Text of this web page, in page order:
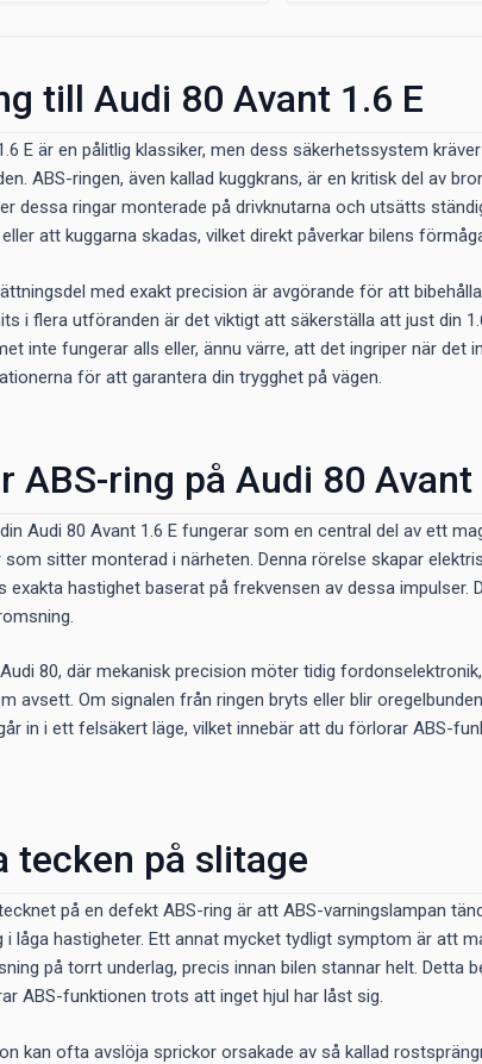
till Audi 80 Avant 1.6 E
E är en pålitlig klassiker, men dess säkerhetssystem
ABS-ringen, även kallad kuggkrans, är en kritisk del av
dessa ringar monterade på drivknutarna och utsätts
att kuggarna skadas, vilket direkt påverkar bilens
med exakt precision är avgörande för att
i flera utföranden är det viktigt att säkerställa att just din
inte fungerar alls eller, ännu värre, att det ingriper när
för att garantera din trygghet på vägen.
ABS-ring på Audi 80 Avant
Audi 80 Avant 1.6 E fungerar som en central del av ett
sitter monterad i närheten. Denna rörelse skapar
exakta hastighet baserat på frekvensen av dessa
80, där mekanisk precision möter tidig
avsett. Om signalen från ringen bryts eller blir
in i ett felsäkert läge, vilket innebär att du förlorar ABS-
tecken på slitage
på en defekt ABS-ring är att ABS-varningslampan
i låga hastigheter. Ett annat mycket tydligt symptom är att
på torrt underlag, precis innan bilen stannar helt.
ABS-funktionen trots att inget hjul har låst sig.
kan ofta avslöja sprickor orsakade av så kallad